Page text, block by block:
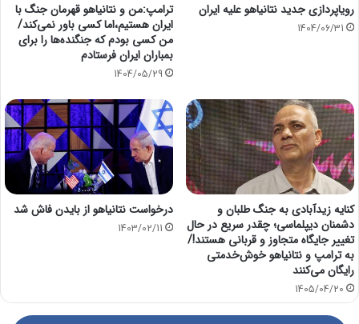
رویاپردازی جدید نتانیاهو علیه ایران
1404/06/31
ترامپ:من و نتانیاهو قهرمان جنگ با
ایران هستیم،اما کسی باور نمی‌کند/
من کسی بودم که جنگنده‌ها را برای
بمباران ایران فرستادم
1404/05/29
کنایه زیدآبادی به جنگ طلبان و
دشمنان دیپلماسی؛ چقدر سریع در حال
تغییر جایگاه متجاوز و قربانی هستند!/
به ترامپ و نتانیاهو خوش‌خدمتی
رایگان می‌کنند
1405/04/20
درخواست نتانیاهو از بایدن فاش شد
1403/02/11